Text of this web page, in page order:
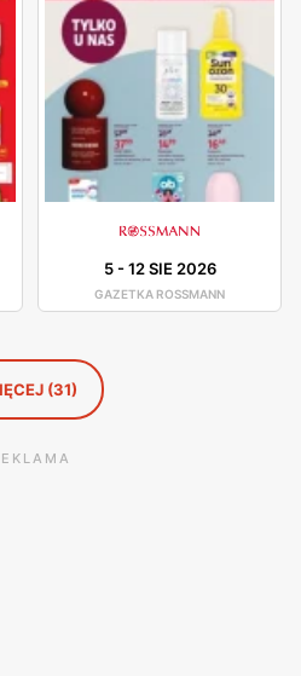
najbardziej
Douglassą zlokalizowane
terenie całej Polski, co ułatwia
kosmetycznych i
nacisk na jakość obsługi oraz
produktów, oferując
na każdym etapie zakupów.
5-12 SIE 2026
GAZETKA ROSSMANN
(31)